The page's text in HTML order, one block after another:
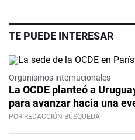
TE PUEDE INTERESAR
Organismos internacionales
La OCDE planteó a
para avanzar hacia una
POR REDACCIÓN BÚSQUEDA